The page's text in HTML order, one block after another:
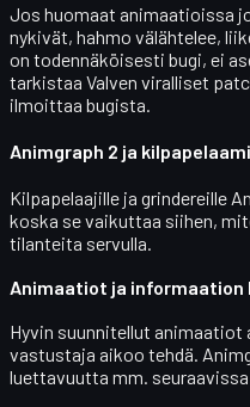
Jos huomaat animaatioissa
nykivät, hahmo välähtelee,
on todennäköisesti bugi, ei
tarkistaa Valven viralliset
ilmoittaa bugista.
Animgraph 2 ja
Kilpapelaajille ja grindereille
koska se vaikuttaa siihen,
tilanteita servulla.
Animaatiot ja
Hyvin suunnitellut
vastustaja aikoo tehdä.
luettavuutta mm.